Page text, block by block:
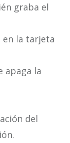
graba el
en la tarjeta
apaga la
del